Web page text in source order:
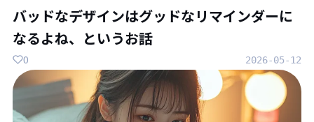
バッドなデザインはグッドなリマインダーに
なるよね、というお話
2026-05-12
0